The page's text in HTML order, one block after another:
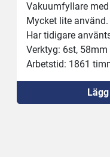
Vakuumfyllare
Mycket lite använd.
Har tidigare
Verktyg: 6st,
Arbetstid: 1861